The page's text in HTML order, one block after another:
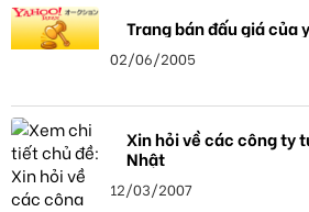
Trang bán đấu giá của
02/06/2005
Xin hỏi về các công ty
Nhật
12/03/2007